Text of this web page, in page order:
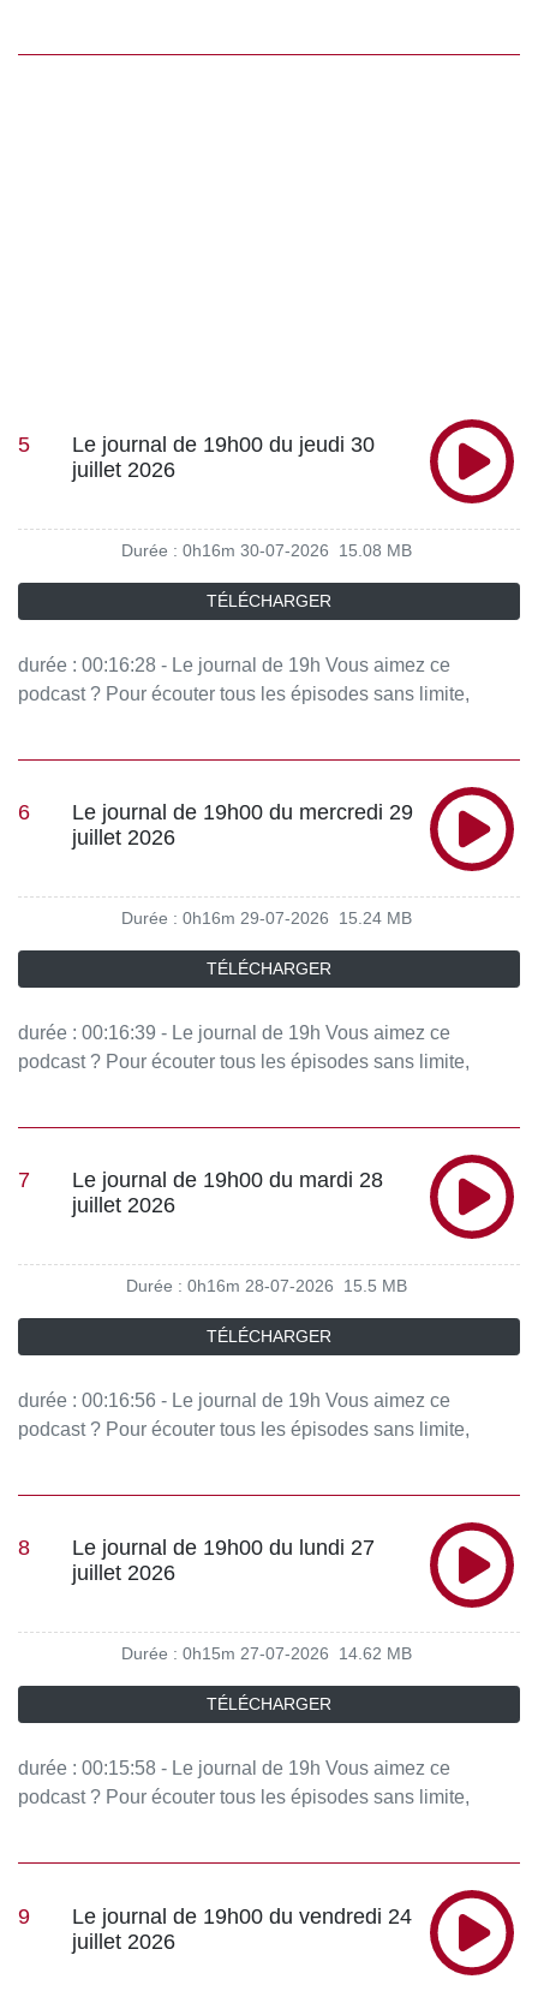
5
Le journal de 19h00 du jeudi 30
juillet 2026
Durée : 0h16m 30-07-2026 15.08 MB
TÉLÉCHARGER
durée : 00:16:28 - Le journal de 19h Vous aimez ce
podcast ? Pour écouter tous les épisodes sans limite,
6
Le journal de 19h00 du mercredi 29
juillet 2026
Durée : 0h16m 29-07-2026 15.24 MB
TÉLÉCHARGER
durée : 00:16:39 - Le journal de 19h Vous aimez ce
podcast ? Pour écouter tous les épisodes sans limite,
7
Le journal de 19h00 du mardi 28
juillet 2026
Durée : 0h16m 28-07-2026 15.5 MB
TÉLÉCHARGER
durée : 00:16:56 - Le journal de 19h Vous aimez ce
podcast ? Pour écouter tous les épisodes sans limite,
8
Le journal de 19h00 du lundi 27
juillet 2026
Durée : 0h15m 27-07-2026 14.62 MB
TÉLÉCHARGER
durée : 00:15:58 - Le journal de 19h Vous aimez ce
podcast ? Pour écouter tous les épisodes sans limite,
9
Le journal de 19h00 du vendredi 24
juillet 2026